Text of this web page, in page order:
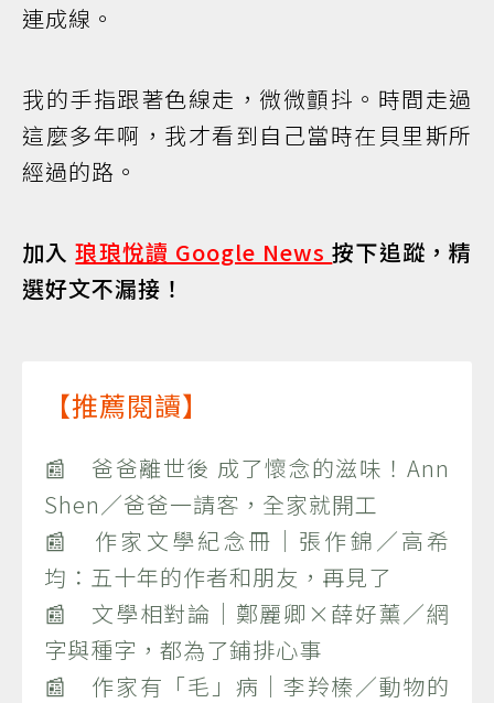
連成線。
我的手指跟著色線走，微微顫抖。時間走過
這麼多年啊，我才看到自己當時在貝里斯所
經過的路。
加入琅琅悅讀 Google News按下追蹤，精
選好文不漏接！
【推薦閱讀】
📰 爸爸離世後 成了懷念的滋味！Ann
Shen／爸爸一請客，全家就開工
📰 作家文學紀念冊｜張作錦／高希
均：五十年的作者和朋友，再見了
📰 文學相對論｜鄭麗卿×薛好薰／網
字與種字，都為了鋪排心事
📰 作家有「毛」病｜李羚榛／動物的